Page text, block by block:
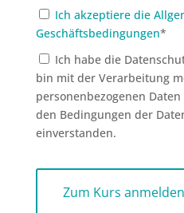
Ich akzeptiere die
Geschäftsbedingungen*
bin mit der Verarbeitung
personenbezogenen
den Bedingungen der
einverstanden.